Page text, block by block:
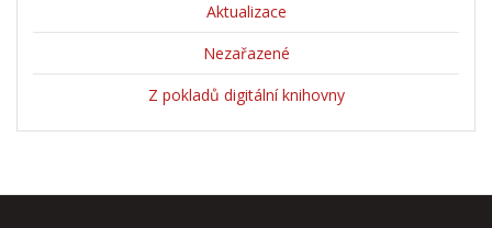
Aktualizace
Nezařazené
Z pokladů digitální knihovny